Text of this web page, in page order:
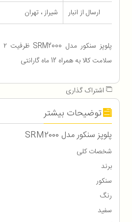
ارسال از انبار
شیراز ، تهران
سلامت کالا به همراه 12 ماه گارانتی
اشتراک گذاری
توضیحات بیشتر
پلوپز سنکور مدل SRM2000
شخصات کلی
برند
سنکور
رنگ
سفید